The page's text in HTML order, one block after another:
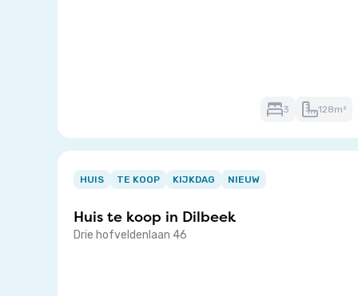
3 128m²
Item
HUIS TE KOOP KIJKDAG NIEUW
Huis te koop in Dilbeek
Drie hofveldenlaan 46